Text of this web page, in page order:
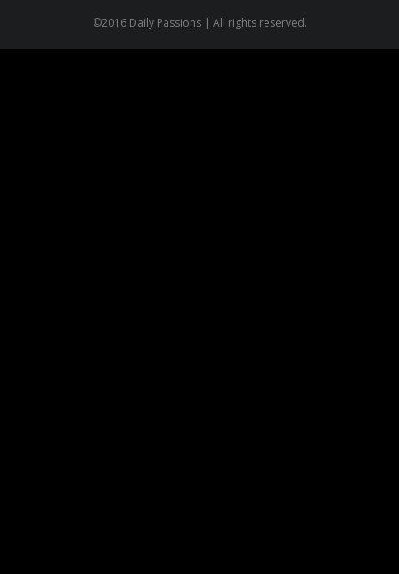
©2016 Daily Passions | All rights reserved.